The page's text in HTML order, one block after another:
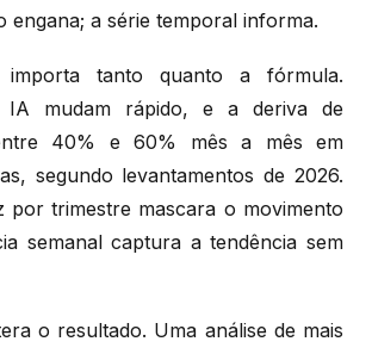
engana; a série temporal informa.
importa tanto quanto a fórmula.
IA mudam rápido, e a deriva de
40% e 60% mês a mês em
segundo levantamentos de 2026.
por trimestre mascara o movimento
semanal captura a tendência sem
o resultado. Uma análise de mais